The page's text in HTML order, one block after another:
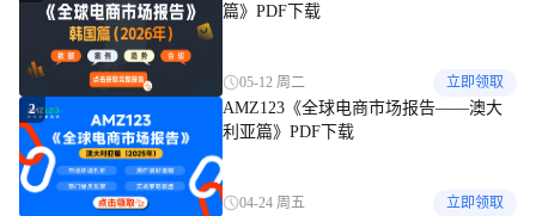
篇》PDF下载
05-12 周二 立即领取
2
AMZ123《全球电商市场报告——澳大
利亚篇》PDF下载
04-24 周五 立即领取